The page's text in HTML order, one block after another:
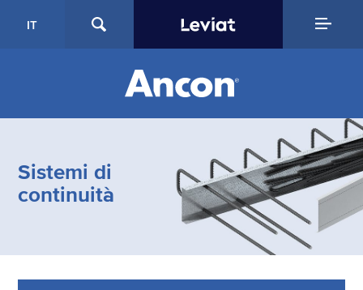
IT
Sistemi di
continuità